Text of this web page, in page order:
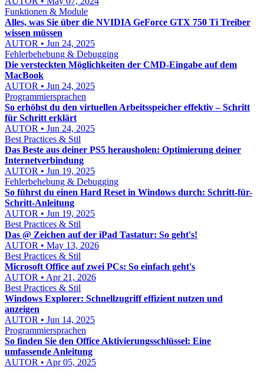
Funktionen & Module
Alles, was Sie über die NVIDIA GeForce GTX 750 Ti Treiber
wissen müssen
AUTOR • Jun 24, 2025
Fehlerbehebung & Debugging
Die versteckten Möglichkeiten der CMD-Eingabe auf dem
MacBook
AUTOR • Jun 24, 2025
Programmiersprachen
So erhöhst du den virtuellen Arbeitsspeicher effektiv – Schritt
für Schritt erklärt
AUTOR • Jun 24, 2025
Best Practices & Stil
Das Beste aus deiner PS5 herausholen: Optimierung deiner
Internetverbindung
AUTOR • Jun 19, 2025
Fehlerbehebung & Debugging
So führst du einen Hard Reset in Windows durch: Schritt-für-
Schritt-Anleitung
AUTOR • Jun 19, 2025
Best Practices & Stil
Das @ Zeichen auf der iPad Tastatur: So geht's!
AUTOR • May 13, 2026
Best Practices & Stil
Microsoft Office auf zwei PCs: So einfach geht's
AUTOR • Apr 21, 2026
Best Practices & Stil
Windows Explorer: Schnellzugriff effizient nutzen und
anzeigen
AUTOR • Jun 14, 2025
Programmiersprachen
So finden Sie den Office Aktivierungsschlüssel: Eine
umfassende Anleitung
AUTOR • Apr 05, 2025